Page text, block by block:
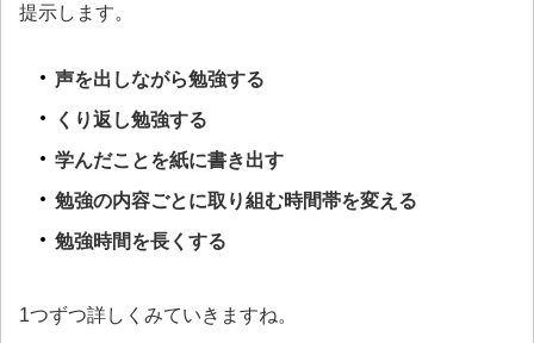
提示します。
声を出しながら勉強する
くり返し勉強する
学んだことを紙に書き出す
勉強の内容ごとに取り組む時間帯を変える
勉強時間を長くする
1つずつ詳しくみていきますね。